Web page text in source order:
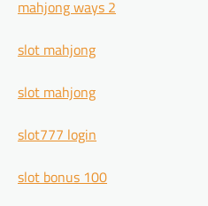
mahjong ways 2
slot mahjong
slot mahjong
slot777 login
slot bonus 100